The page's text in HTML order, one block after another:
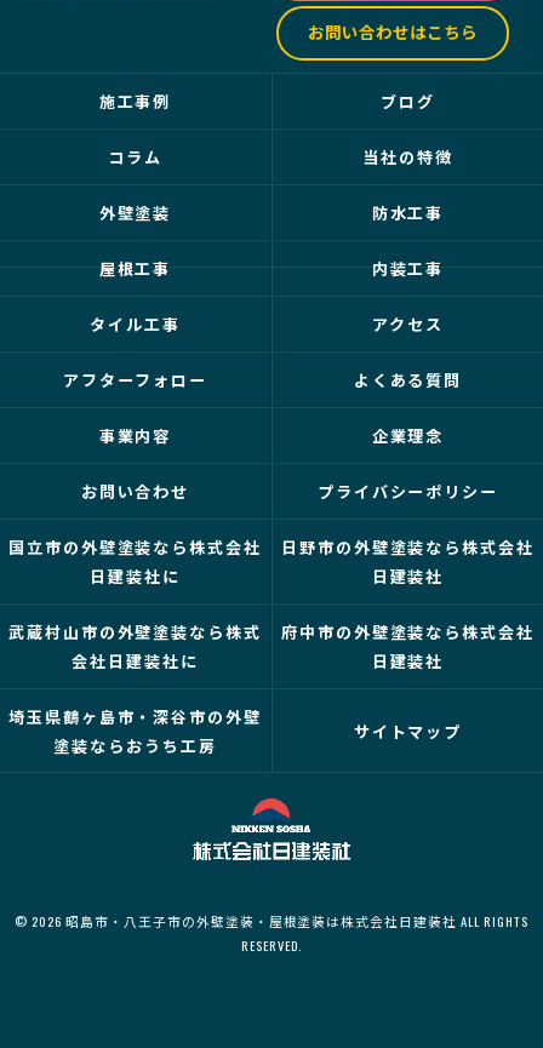
お問い合わせはこちら
施工事例 ブログ
コラム 当社の特徴
外壁塗装 防水工事
屋根工事 内装工事
タイル工事 アクセス
アフターフォロー よくある質問
事業内容 企業理念
お問い合わせ プライバシーポリシー
国立市の外壁塗装なら株式会社
日建装社に
日野市の外壁塗装なら株式会社
日建装社
武蔵村山市の外壁塗装なら株式
会社日建装社に
府中市の外壁塗装なら株式会社
日建装社
埼玉県鶴ヶ島市・深谷市の外壁
塗装ならおうち工房
サイトマップ
© 2026 昭島市・八王子市の外壁塗装・屋根塗装は株式会社日建装社 ALL RIGHTS
RESERVED.